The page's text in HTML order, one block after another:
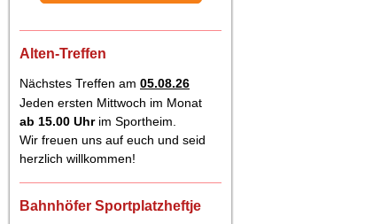
Alten-Treffen
Nächstes Treffen am 05.08.26
Jeden ersten Mittwoch im Monat
ab 15.00 Uhrim Sportheim.
Wir freuen uns auf euch und seid
herzlich willkommen!
Bahnhöfer Sportplatzheftje